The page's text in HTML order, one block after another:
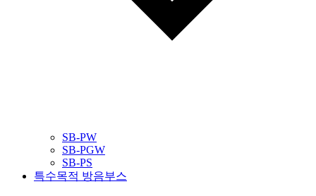
SB-PW
SB-PGW
SB-PS
특수목적 방음부스